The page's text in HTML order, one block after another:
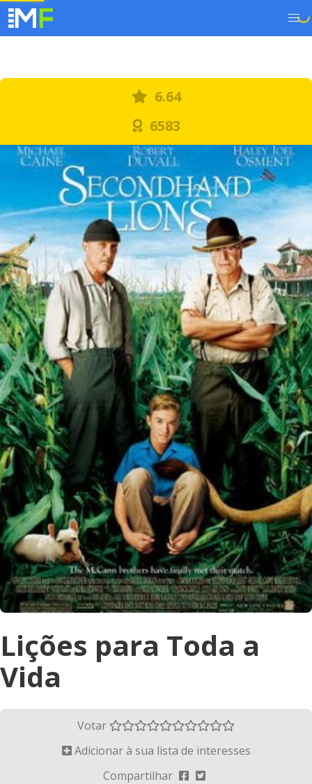
6.64
6583
Lições para Toda a
Vida
Votar
Adicionar à sua lista de interesses
Compartilhar